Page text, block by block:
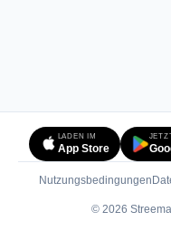
LADEN IM
App Store
Nutzungsbedingungen
© 2026